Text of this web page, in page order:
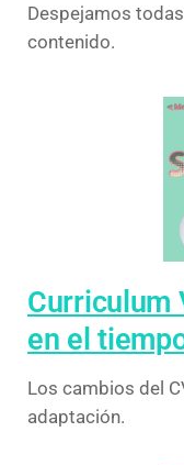
Despejamos
contenido.
Curriculum
en el
Los cambios del
adaptación.